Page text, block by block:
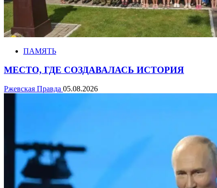
ПАМЯТЬ
МЕСТО, ГДЕ СОЗДАВАЛАСЬ ИСТОРИЯ
Ржевская Правда 05.08.2026